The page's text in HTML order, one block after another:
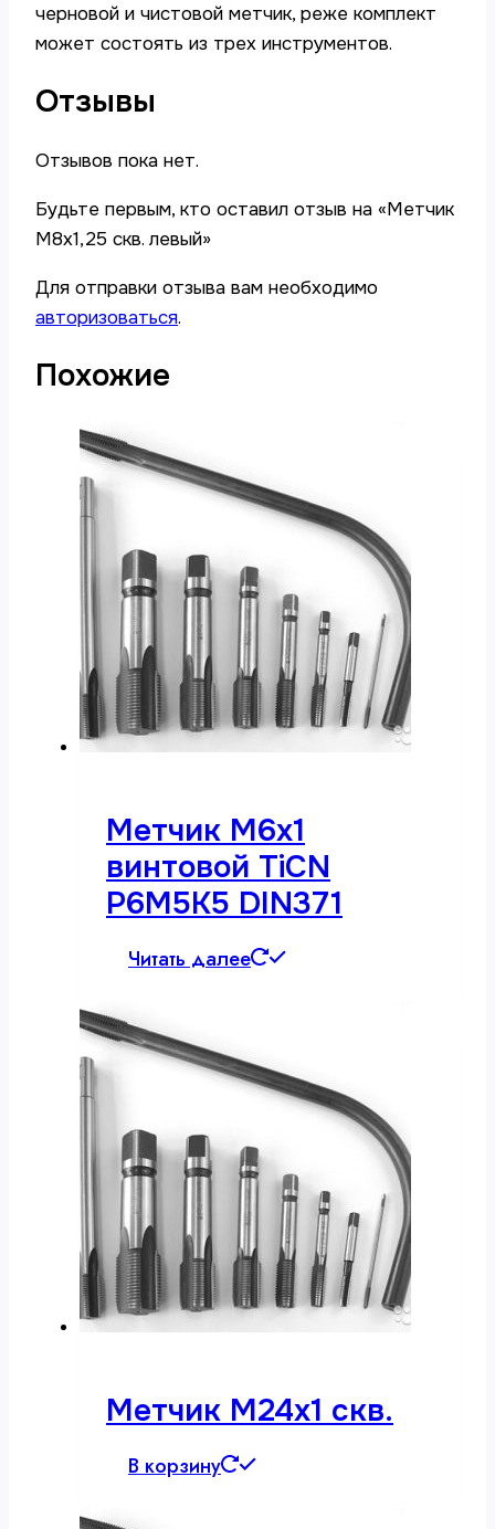
черновой и чистовой метчик, реже комплект
может состоять из трех инструментов.
Отзывы
Отзывов пока нет.
Будьте первым, кто оставил отзыв на «Метчик
М8х1,25 скв. левый»
Для отправки отзыва вам необходимо
авторизоваться.
Похожие
Метчик М6х1
винтовой TiCN
Р6М5К5 DIN371
Читать далее
Метчик М24х1 скв.
В корзину